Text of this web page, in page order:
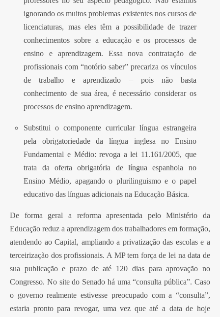
ignorando os muitos problemas existentes nos cursos de
licenciaturas, mas eles têm a possibilidade de trazer
conhecimentos sobre a educação e os processos de
ensino e aprendizagem. Essa nova contratação de
profissionais com “notório saber” precariza os vínculos
de trabalho e aprendizado – pois não basta
conhecimento de sua área, é necessário considerar os
processos de ensino aprendizagem.
Substitui o componente curricular língua estrangeira
pela obrigatoriedade da língua inglesa no Ensino
Fundamental e Médio: revoga a lei 11.161/2005, que
trata da oferta obrigatória de língua espanhola no
Ensino Médio, apagando o plurilinguismo e o papel
educativo das línguas adicionais na Educação Básica.
De forma geral a reforma apresentada pelo Ministério da
Educação reduz a aprendizagem dos trabalhadores em formação,
atendendo ao Capital, ampliando a privatização das escolas e a
terceirização dos profissionais. A MP tem força de lei na data de
sua publicação e prazo de até 120 dias para aprovação no
Congresso. No site do Senado há uma “consulta pública”. Caso
o governo realmente estivesse preocupado com a “consulta”,
estaria pronto para revogar, uma vez que até a data de hoje